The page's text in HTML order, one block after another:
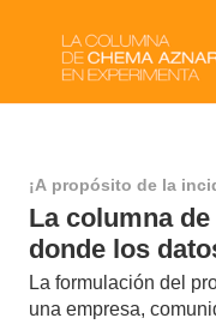
¡A propósito de la
La columna
donde los
La formulación del
una empresa,